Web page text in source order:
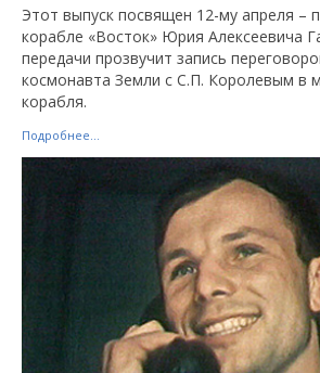
Этот выпуск посвящен 12-му апреля –
корабле «Восток» Юрия Алексеевича
передачи прозвучит запись
космонавта Земли с С.П. Королевым в
корабля.
Подробнее...